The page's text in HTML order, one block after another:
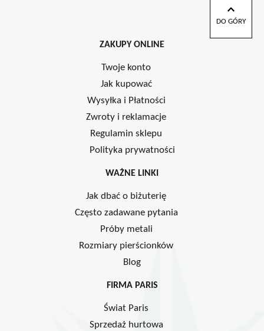
ZAKUPY ONLINE
Twoje konto
Jak kupować
Wysyłka i Płatności
Zwroty i reklamacje
Regulamin sklepu
Polityka prywatności
WAŻNE LINKI
Jak dbać o biżuterię
Często zadawane pytania
Próby metali
Rozmiary pierścionków
Blog
FIRMA PARIS
Świat Paris
Sprzedaż hurtowa
DO GÓRY